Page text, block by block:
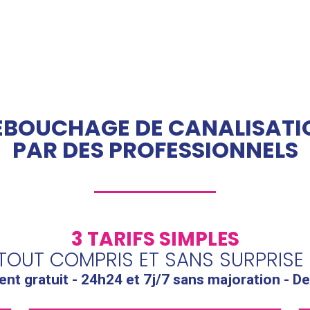
DE
PAR DES PROFESSIONNELS
3 TARIFS SIMPLES
COMPRIS ET SANS SURPRISE
gratuit - 24h24 et 7j/7 sans majoration -